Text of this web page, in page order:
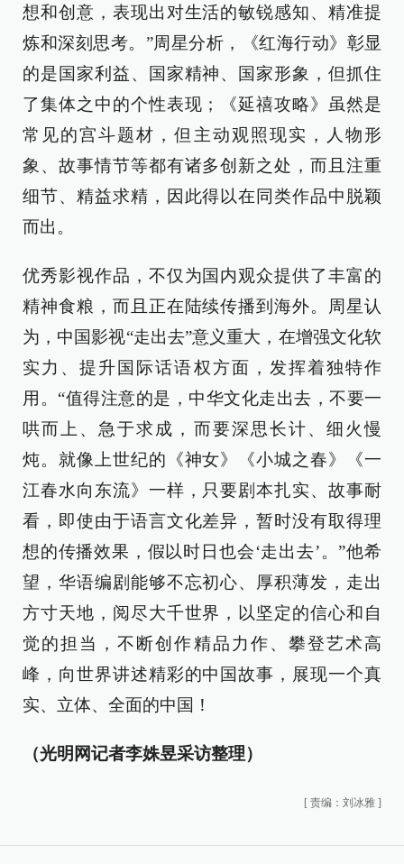
想和创意，表现出对生活的敏锐感知、精准提
炼和深刻思考。”周星分析，《红海行动》彰显
的是国家利益、国家精神、国家形象，但抓住
了集体之中的个性表现；《延禧攻略》虽然是
常见的宫斗题材，但主动观照现实，人物形
象、故事情节等都有诸多创新之处，而且注重
细节、精益求精，因此得以在同类作品中脱颖
而出。
优秀影视作品，不仅为国内观众提供了丰富的
精神食粮，而且正在陆续传播到海外。周星认
为，中国影视“走出去”意义重大，在增强文化软
实力、提升国际话语权方面，发挥着独特作
用。“值得注意的是，中华文化走出去，不要一
哄而上、急于求成，而要深思长计、细火慢
炖。就像上世纪的《神女》《小城之春》《一
江春水向东流》一样，只要剧本扎实、故事耐
看，即使由于语言文化差异，暂时没有取得理
想的传播效果，假以时日也会‘走出去’。”他希
望，华语编剧能够不忘初心、厚积薄发，走出
方寸天地，阅尽大千世界，以坚定的信心和自
觉的担当，不断创作精品力作、攀登艺术高
峰，向世界讲述精彩的中国故事，展现一个真
实、立体、全面的中国！
（光明网记者李姝昱采访整理）
[ 责编：刘冰雅 ]